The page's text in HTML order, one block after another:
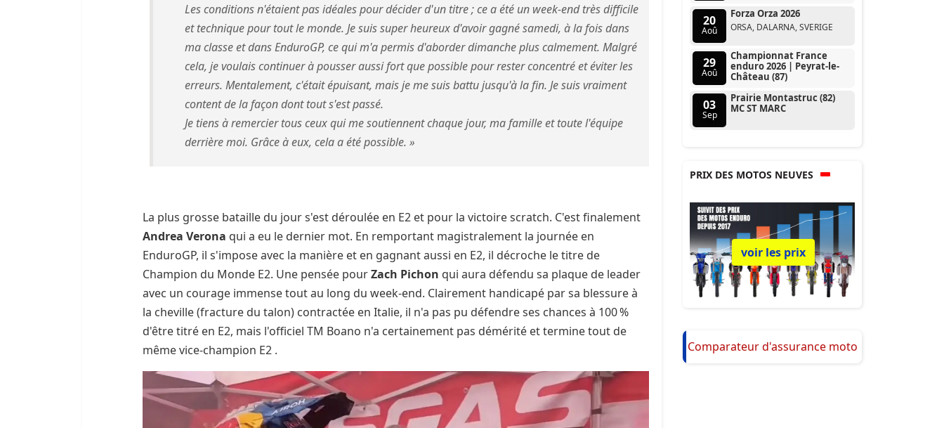
Les conditions n'étaient pas idéales pour décider d'un titre ; ce a été un week-end très difficile
et technique pour tout le monde. Je suis super heureux d'avoir gagné samedi, à la fois dans
ma classe et dans EnduroGP, ce qui m'a permis d'aborder dimanche plus calmement. Malgré
cela, je voulais continuer à pousser aussi fort que possible pour rester concentré et éviter les
erreurs. Mentalement, c'était épuisant, mais je me suis battu jusqu'à la fin. Je suis vraiment
content de la façon dont tout s'est passé.
Je tiens à remercier tous ceux qui me soutiennent chaque jour, ma famille et toute l'équipe
derrière moi. Grâce à eux, cela a été possible. »
La plus grosse bataille du jour s'est déroulée en E2 et pour la victoire scratch. C'est finalement
Andrea Verona qui a eu le dernier mot. En remportant magistralement la journée en
EnduroGP, il s'impose avec la manière et en gagnant aussi en E2, il décroche le titre de
Champion du Monde E2. Une pensée pourZach Pichon qui aura défendu sa plaque de leader
avec un courage immense tout au long du week-end. Clairement handicapé par sa blessure à
la cheville (fracture du talon) contractée en Italie, il n'a pas pu défendre ses chances à 100 %
d'être titré en E2, mais l'officiel TM Boano n'a certainement pas démérité et termine tout de
même vice-champion E2 .
20
Aoû
Forza Orza 2026
ORSA, DALARNA, SVERIGE
29
Aoû
Championnat France
enduro 2026 | Peyrat-le-
Château (87)
03
Sep
Prairie Montastruc (82)
MC ST MARC
PRIX DES MOTOS NEUVES
voir les prix
Comparateur d'assurance moto